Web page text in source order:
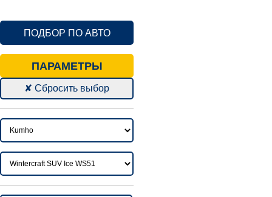
ПОДБОР ПО АВТО
ПАРАМЕТРЫ
✘ Сбросить выбор